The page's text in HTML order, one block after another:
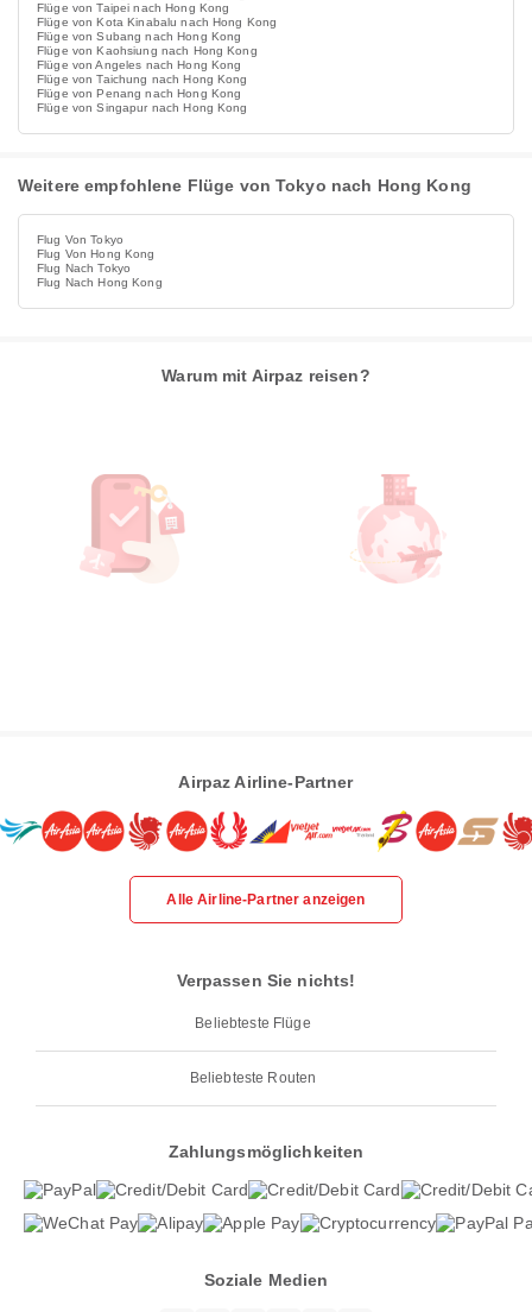
Flüge von Taipei nach Hong Kong
Flüge von Kota Kinabalu nach Hong Kong
Flüge von Subang nach Hong Kong
Flüge von Kaohsiung nach Hong Kong
Flüge von Angeles nach Hong Kong
Flüge von Taichung nach Hong Kong
Flüge von Penang nach Hong Kong
Flüge von Singapur nach Hong Kong
Weitere empfohlene Flüge von Tokyo nach Hong Kong
Flug Von Tokyo
Flug Von Hong Kong
Flug Nach Tokyo
Flug Nach Hong Kong
Warum mit Airpaz reisen?
Airpaz Airline-Partner
Alle Airline-Partner anzeigen
Verpassen Sie nichts!
Beliebteste Flüge
Beliebteste Routen
Zahlungsmöglichkeiten
Soziale Medien